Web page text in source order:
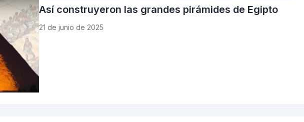
Así construyeron las grandes pirámides de Egipto
21 de junio de 2025